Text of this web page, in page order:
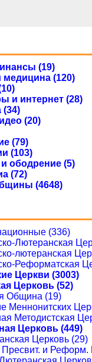
(19)
медицина (120)
и интернет (28)
(34)
(20)
(79)
(103)
ободрение (5)
(72)
(4648)
(336)
Лютеранская
лютеранская
Реформатская
Церкви (3003)
Церковь (52)
Община (19)
Меннонитских
Методистская
Церковь (449)
Церковь (29)
и Реформ.